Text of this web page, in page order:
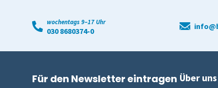
wochentags 9–17 Uhr
030 8680374-0
Für den Newsletter eintragen Über uns